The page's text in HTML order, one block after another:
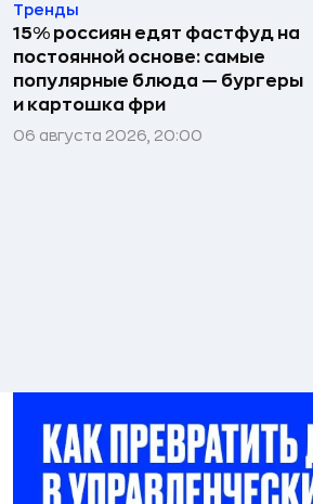
Тренды
15% россиян едят фастфуд на
постоянной основе: самые
популярные блюда — бургеры
и картошка фри
06 августа 2026, 20:00